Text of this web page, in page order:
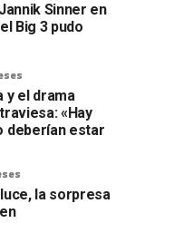
Sinner en
Big 3 pudo
y el drama
«Hay
deberían estar
la sorpresa